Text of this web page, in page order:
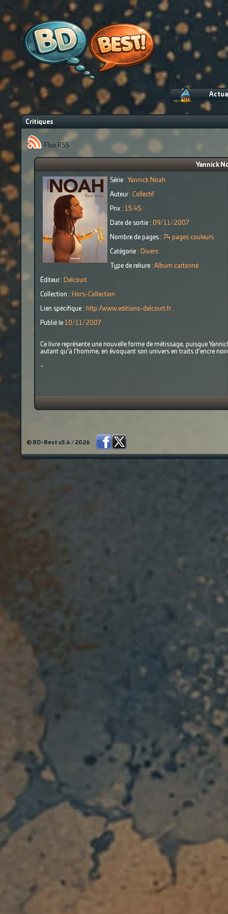
?>
Critiques
Flux RSS
Yannick
Série : Yannick Noah
Auteur : Collectif
Prix : 15.45
Date de sortie : 09/11/2007
Nombre de pages : 74 pages couleurs
Catégorie : Divers
Type de reliure : Album cartonné
Éditeur : Delcourt
Collection : Hors-Collection
Lien spécifique : http://www.editions-delcourt.fr...
Publié le 10/11/2007
Ce livre représente une nouvelle forme de métissage, puisque
autant qu'à l'homme, en évoquant son univers en traits d'encre
-
© BD-Best v3.6 / 2026